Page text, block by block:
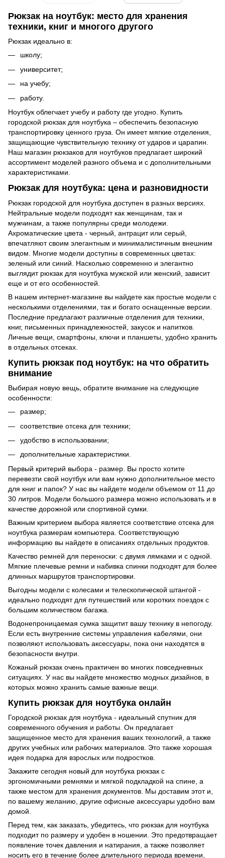
Рюкзак на ноутбук: место для хранения
техники, книг и многого другого
Рюкзак идеально в:
школу;
университет;
на учебу;
работу.
Ноутбук облегчает учебу и работу где угодно. Купить
городской рюкзак для ноутбука – обеспечить безопасную
транспортировку ценного груза. Он имеет мягкие отделения,
защищающие чувствительную технику от ударов и царапин.
Наш магазин рюкзаков для ноутбуков предлагает широкий
ассортимент моделей разного объема и с дополнительными
характеристиками.
Рюкзак для ноутбука: цена и разновидности
Рюкзак городской для ноутбука доступен в разных версиях.
Нейтральные модели подходят как женщинам, так и
мужчинам, а также популярны среди молодежи.
Ахроматические цвета - черный, антрацит или серый,
впечатляют своим элегантным и минималистичным внешним
видом. Многие модели доступны в современных цветах:
зеленый или синий. Насколько современно и элегантно
выглядит рюкзак для ноутбука мужской или женский, зависит
еще и от его особенностей.
В нашем интернет-магазине вы найдете как простые модели с
несколькими отделениями, так и богато оснащенные версии.
Последние предлагают различные отделения для техники,
книг, письменных принадлежностей, закусок и напитков.
Личные вещи, смартфоны, ключи и планшеты, удобно хранить
в отдельных отсеках.
Купить рюкзак под ноутбук: на что обратить
внимание
Выбирая новую вещь, обратите внимание на следующие
особенности:
размер;
соответствие отсека для техники;
удобство в использовании;
дополнительные характеристики.
Первый критерий выбора - размер. Вы просто хотите
перевезти свой ноутбук или вам нужно дополнительное место
для книг и папок? У нас вы найдете модели объемом от 11 до
30 литров. Модели большого размера можно использовать и в
качестве дорожной или спортивной сумки.
Важным критерием выбора является соответствие отсека для
ноутбука размерам компьютера. Соответствующую
информацию вы найдете в описаниях отдельных продуктов.
Качество ремней для переноски: с двумя лямками и с одной.
Мягкие плечевые ремни и набивка спинки подходят для более
длинных маршрутов транспортировки.
Выгодны модели с колесами и телескопической штангой -
идеально подходят для путешествий или коротких поездок с
большим количеством багажа.
Водонепроницаемая сумка защитит вашу технику в непогоду.
Если есть внутренние системы управления кабелями, они
позволяют использовать аксессуары, пока они находятся в
безопасности внутри.
Кожаный рюкзак очень практичен во многих повседневных
ситуациях. У нас вы найдете множество модных дизайнов, в
которых можно хранить самые важные вещи.
Купить рюкзак для ноутбука онлайн
Городской рюкзак для ноутбука - идеальный спутник для
современного обучения и работы. Он предлагает
защищенное место для хранения ваших технологий, а также
других учебных или рабочих материалов. Это также хорошая
идея подарка для взрослых или подростков.
Закажите сегодня новый для ноутбука рюкзак с
эргономичными ремнями и мягкой подкладкой на спине, а
также местом для хранения документов. Мы доставим этот и,
по вашему желанию, другие офисные аксессуары удобно вам
домой.
Перед тем, как заказать, убедитесь, что рюкзак для ноутбука
подходит по размеру и удобен в ношении. Это предотвращает
появление точек давления и натирания, а также позволяет
носить его в течение более длительного периода времени,